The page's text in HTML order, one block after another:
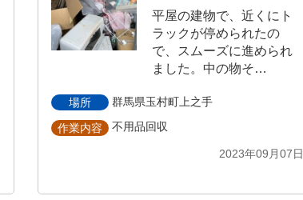
平屋の建物で、近くにト
ラックが停められたの
で、スムーズに進められ
ました。中の物そ…
場所 群馬県玉村町上之手
作業内容 不用品回収
2023年09月07日